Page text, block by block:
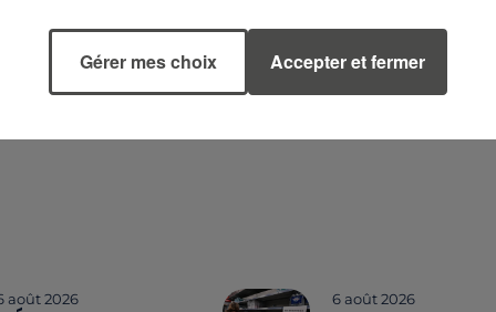
août 2026 6 août 2026
Gérer mes choix Accepter et fermer